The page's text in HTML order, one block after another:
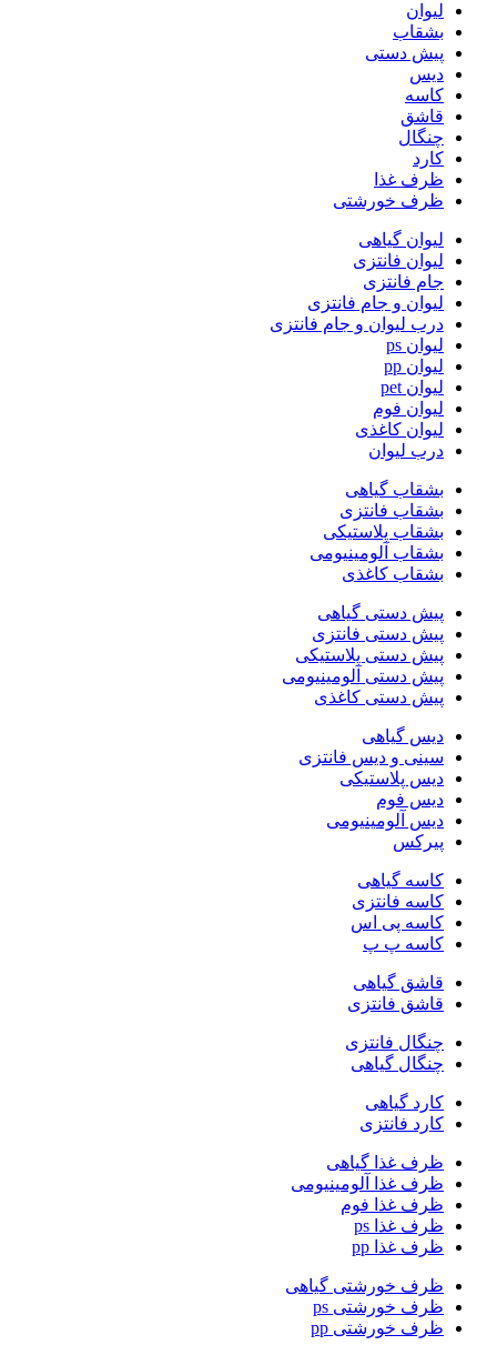
لیوان
بشقاب
پیش دستی
دیس
کاسه
قاشق
چنگال
کارد
ظرف غذا
ظرف خورشتی
لیوان گیاهی
لیوان فانتزی
جام فانتزی
لیوان و جام فانتزی
درب لیوان و جام فانتزی
لیوان ps
لیوان pp
لیوان pet
لیوان فوم
لیوان کاغذی
درب لیوان
بشقاب گیاهی
بشقاب فانتزی
بشقاب پلاستیکی
بشقاب آلومینیومی
بشقاب کاغذی
پیش دستی گیاهی
پیش دستی فانتزی
پیش دستی پلاستیکی
پیش دستی آلومینیومی
پیش دستی کاغذی
دیس گیاهی
سینی و دیس فانتزی
دیس پلاستیکی
دیس فوم
دیس آلومینیومی
پیرکس
کاسه گیاهی
کاسه فانتزی
کاسه پی اس
کاسه پ پ
قاشق گیاهی
قاشق فانتزی
چنگال فانتزی
چنگال گیاهی
کارد گیاهی
کارد فانتزی
ظرف غذا گیاهی
ظرف غذا آلومینیومی
ظرف غذا فوم
ظرف غذا ps
ظرف غذا pp
ظرف خورشتی گیاهی
ظرف خورشتی ps
ظرف خورشتی pp